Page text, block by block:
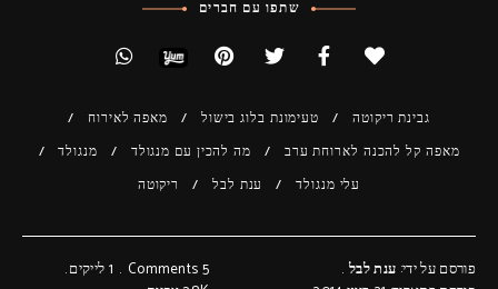
שתפו עם חברים
גבינת ריקוטה טעימונת בלוג בישול
מאפה לאירוח
מאפה קל להכנה לארוחת ערב
מה להכין עם מנגולד
מנגולד
עלי מנגולד
ענת לבל ריקוטה
פורסם על ידי: ענת לבל
5 Comments
1לייקים